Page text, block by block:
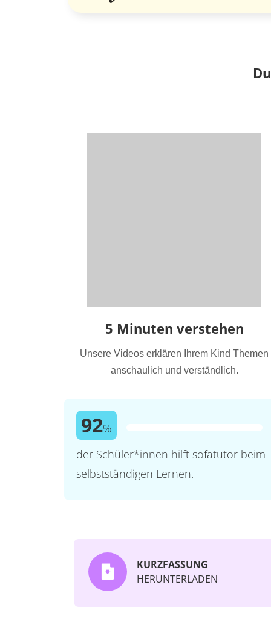
5 Minuten verstehen
Unsere Videos erklären Ihrem Kind Themen
anschaulich und verständlich.
92%
der Schüler*innen hilft sofatutor beim
selbstständigen Lernen.
KURZFASSUNG
HERUNTERLADEN